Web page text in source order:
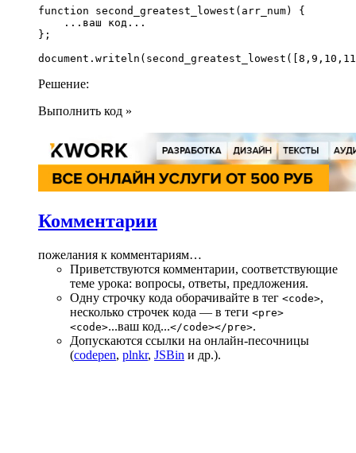
function second_greatest_lowest(arr_num) {
    ...ваш код...
};
Решение:
Выполнить код »
Комментарии
пожелания к комментариям…
Приветствуются комментарии, соответствующие
теме урока: вопросы, ответы, предложения.
Одну строчку кода оборачивайте в тег <code>,
несколько строчек кода — в теги <pre>
<code>...ваш код...</code></pre>.
Допускаются ссылки на онлайн-песочницы
(codepen, plnkr, JSBin и др.).